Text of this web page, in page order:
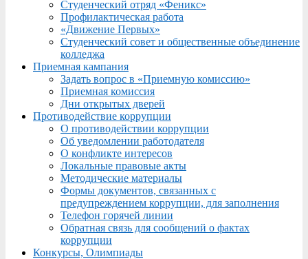
Студенческий отряд «Феникс»
Профилактическая работа
«Движение Первых»
Студенческий совет и общественные объединение
колледжа
Приемная кампания
Задать вопрос в «Приемную комиссию»
Приемная комиссия
Дни открытых дверей
Противодействие коррупции
О противодействии коррупции
Об уведомлении работодателя
О конфликте интересов
Локальные правовые акты
Методические материалы
Формы документов, связанных с
предупреждением коррупции, для заполнения
Телефон горячей линии
Обратная связь для сообщений о фактах
коррупции
Конкурсы, Олимпиады